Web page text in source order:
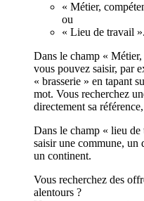
« Métier,
ou
« Lieu de travail ».
Dans le champ «
vous pouvez saisir, par
« brasserie » en tapant
mot. Vous recherchez
directement sa
Dans le champ « lieu
saisir une commune, un
un continent.
Vous recherchez des
alentours ?